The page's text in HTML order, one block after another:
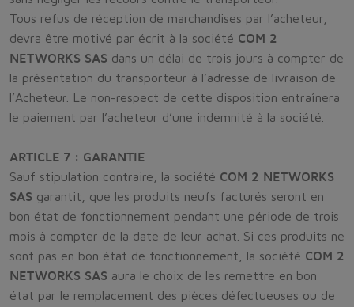
Tous refus de réception de marchandises par l’acheteur,
devra être motivé par écrit à la société COM 2
NETWORKS SAS dans un délai de trois jours à compter de
la présentation du transporteur à l’adresse de livraison de
l’Acheteur. Le non-respect de cette disposition entraînera
le paiement par l’acheteur d’une indemnité à la société.
ARTICLE 7 : GARANTIE
Sauf stipulation contraire, la société COM 2 NETWORKS
SAS garantit, que les produits neufs facturés seront en
bon état de fonctionnement pendant une période de trois
mois à compter de la date de leur achat. Si ces produits ne
sont pas en bon état de fonctionnement, la société COM 2
NETWORKS SAS aura le choix de les remettre en bon
état par le remplacement des pièces défectueuses ou de